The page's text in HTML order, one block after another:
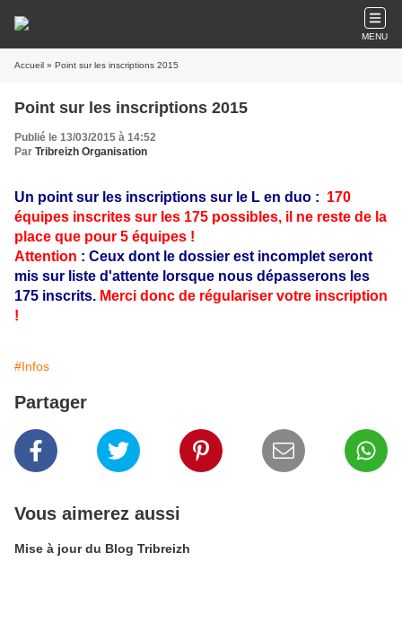
MENU
Accueil » Point sur les inscriptions 2015
Point sur les inscriptions 2015
Publié le 13/03/2015 à 14:52
Par Tribreizh Organisation
Un point sur les inscriptions sur le L en duo : 170
équipes inscrites sur les 175 possibles, il ne reste de la
place que pour 5 équipes !
Attention : Ceux dont le dossier est incomplet seront
mis sur liste d'attente lorsque nous dépasserons les
175 inscrits. Merci donc de régulariser votre inscription
!
#Infos
Partager
Vous aimerez aussi
Mise à jour du Blog Tribreizh